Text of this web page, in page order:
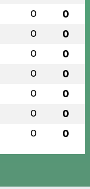
0 0
0 0
0 0
0 0
0 0
0 0
0 0